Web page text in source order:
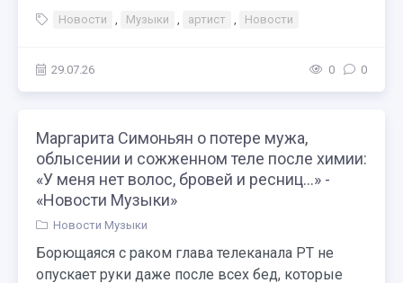
Новости , Музыки , артист , Новости
29.07.26 0 0
Маргарита Симоньян о потере мужа,
облысении и сожженном теле после химии:
«У меня нет волос, бровей и ресниц…» -
«Новости Музыки»
Новости Музыки
Борющаяся с раком глава телеканала РТ не
опускает руки даже после всех бед, которые